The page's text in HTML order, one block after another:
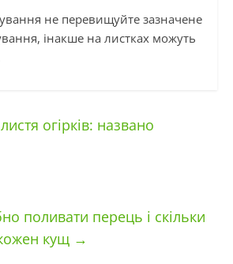
не перевищуйте зазначене
інакше на листках можуть
огірків: названо
поливати перець і скільки
кущ →